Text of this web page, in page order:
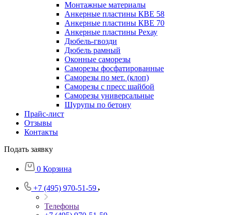
Монтажные материалы
Анкерные пластины КВЕ 58
Анкерные пластины КВЕ 70
Анкерные пластины Рехау
Дюбель-гвозди
Дюбель рамный
Оконные саморезы
Саморезы фосфатированные
Саморезы по мет. (клоп)
Саморезы с пресс шайбой
Саморезы универсальные
Шурупы по бетону
Прайс-лист
Отзывы
Контакты
Подать заявку
0 Корзина
+7 (495) 970-51-59
Телефоны